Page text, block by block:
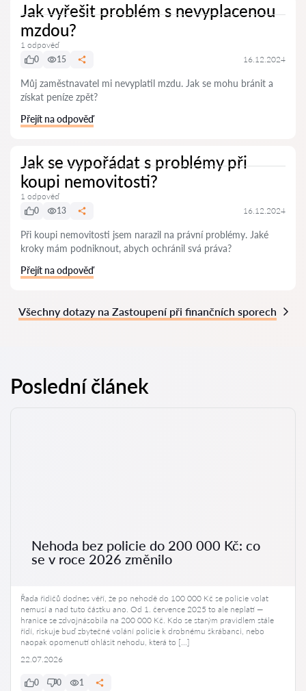
Jak vyřešit problém s nevyplacenou
mzdou?
1 odpověď
0
15 16.12.2024
Můj zaměstnavatel mi nevyplatil mzdu. Jak se mohu bránit a
získat peníze zpět?
Přejít na odpověď
Jak se vypořádat s problémy při
koupi nemovitosti?
1 odpověď
0
13 16.12.2024
Při koupi nemovitosti jsem narazil na právní problémy. Jaké
kroky mám podniknout, abych ochránil svá práva?
Přejít na odpověď
Všechny dotazy na Zastoupení při finančních sporech
Poslední článek
Nehoda bez policie do 200 000 Kč: co
se v roce 2026 změnilo
Řada řidičů dodnes věří, že po nehodě do 100 000 Kč se policie volat
nemusí a nad tuto částku ano. Od 1. července 2025 to ale neplatí —
hranice se zdvojnásobila na 200 000 Kč. Kdo se starým pravidlem stále
řídí, riskuje buď zbytečné volání policie k drobnému škrábanci, nebo
naopak opomenutí ohlásit nehodu, která to […]
22.07.2026
0 0 1